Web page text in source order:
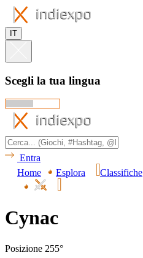
IT
Scegli la tua lingua
Entra
Home
Esplora Classifiche
Cynac
Posizione 255°